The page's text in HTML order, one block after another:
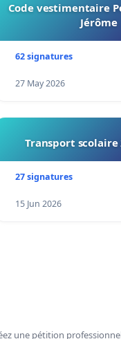
Code vestimentaire
Jérôme
62 signatures
27 May 2026
Transport scolaire
27 signatures
15 Jun 2026
une pétition